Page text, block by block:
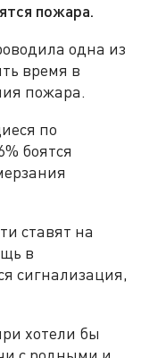
пожара.
одна из
время в
пожара.
по
боятся
ставят на
в
сигнализация,
хотели бы